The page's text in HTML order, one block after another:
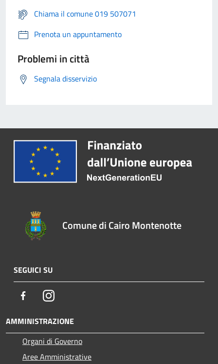
Chiama il comune 019 507071
Prenota un appuntamento
Problemi in città
Segnala disservizio
Comune di Cairo Montenotte
SEGUICI SU
FacebookInstagram
AMMINISTRAZIONE
Organi di Governo
Aree Amministrative